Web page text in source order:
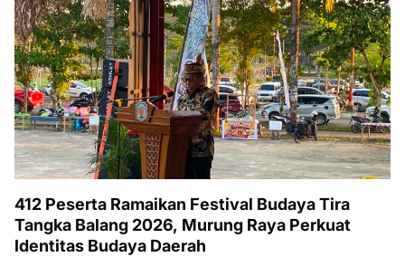
412 Peserta Ramaikan Festival Budaya Tira
Tangka Balang 2026, Murung Raya Perkuat
Identitas Budaya Daerah